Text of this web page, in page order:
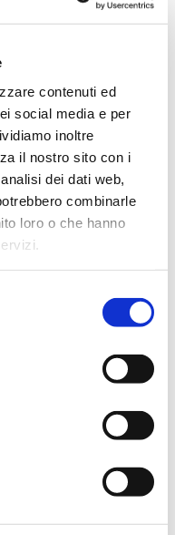
contenuti ed
social media e per
inoltre
il nostro sito con i
dei dati web,
combinarle
loro o che hanno